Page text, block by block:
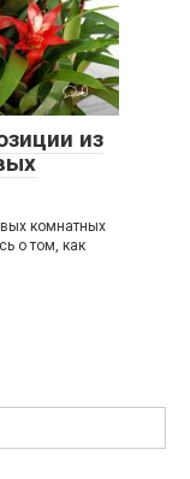
0
из
комнатных
о том, как